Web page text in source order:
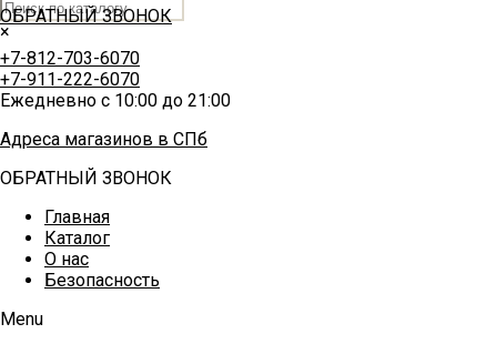
×
ОБРАТНЫЙ ЗВОНОК
+7-812-703-6070
+7-911-222-6070
Ежедневно с 10:00 до 21:00
Адреса магазинов в СПб
ОБРАТНЫЙ ЗВОНОК
Главная
Каталог
О нас
Безопасность
Menu